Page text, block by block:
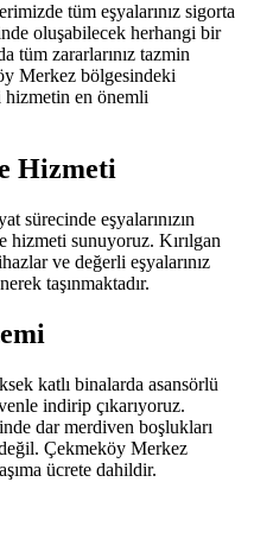
tüm eşyalarınız sigorta
oluşabilecek herhangi bir
tüm zararlarınız tazmin
Merkez bölgesindeki
en önemli
Hizmeti
sürecinde eşyalarınızın
sunuyoruz. Kırılgan
ve değerli eşyalarınız
taşınmaktadır.
katlı binalarda asansörlü
indirip çıkarıyoruz.
dar merdiven boşlukları
Çekmeköy Merkez
ücrete dahildir.